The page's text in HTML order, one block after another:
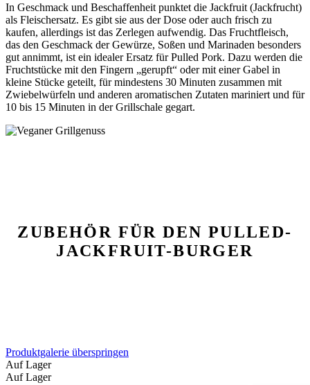
In Geschmack und Beschaffenheit punktet die Jackfruit (Jackfrucht)
als Fleischersatz. Es gibt sie aus der Dose oder auch frisch zu
kaufen, allerdings ist das Zerlegen aufwendig. Das Fruchtfleisch,
das den Geschmack der Gewürze, Soßen und Marinaden besonders
gut annimmt, ist ein idealer Ersatz für Pulled Pork. Dazu werden die
Fruchtstücke mit den Fingern „gerupft“ oder mit einer Gabel in
kleine Stücke geteilt, für mindestens 30 Minuten zusammen mit
Zwiebelwürfeln und anderen aromatischen Zutaten mariniert und für
10 bis 15 Minuten in der Grillschale gegart.
ZUBEHÖR FÜR DEN PULLED-
JACKFRUIT-BURGER
Produktgalerie überspringen
Auf Lager
Auf Lager